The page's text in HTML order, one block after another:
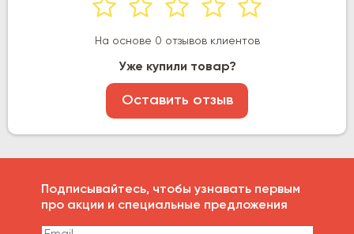
На основе 0 отзывов клиентов
Уже купили товар?
Оставить отзыв
Подписывайтесь, чтобы узнавать первым
про акции и специальные предложения